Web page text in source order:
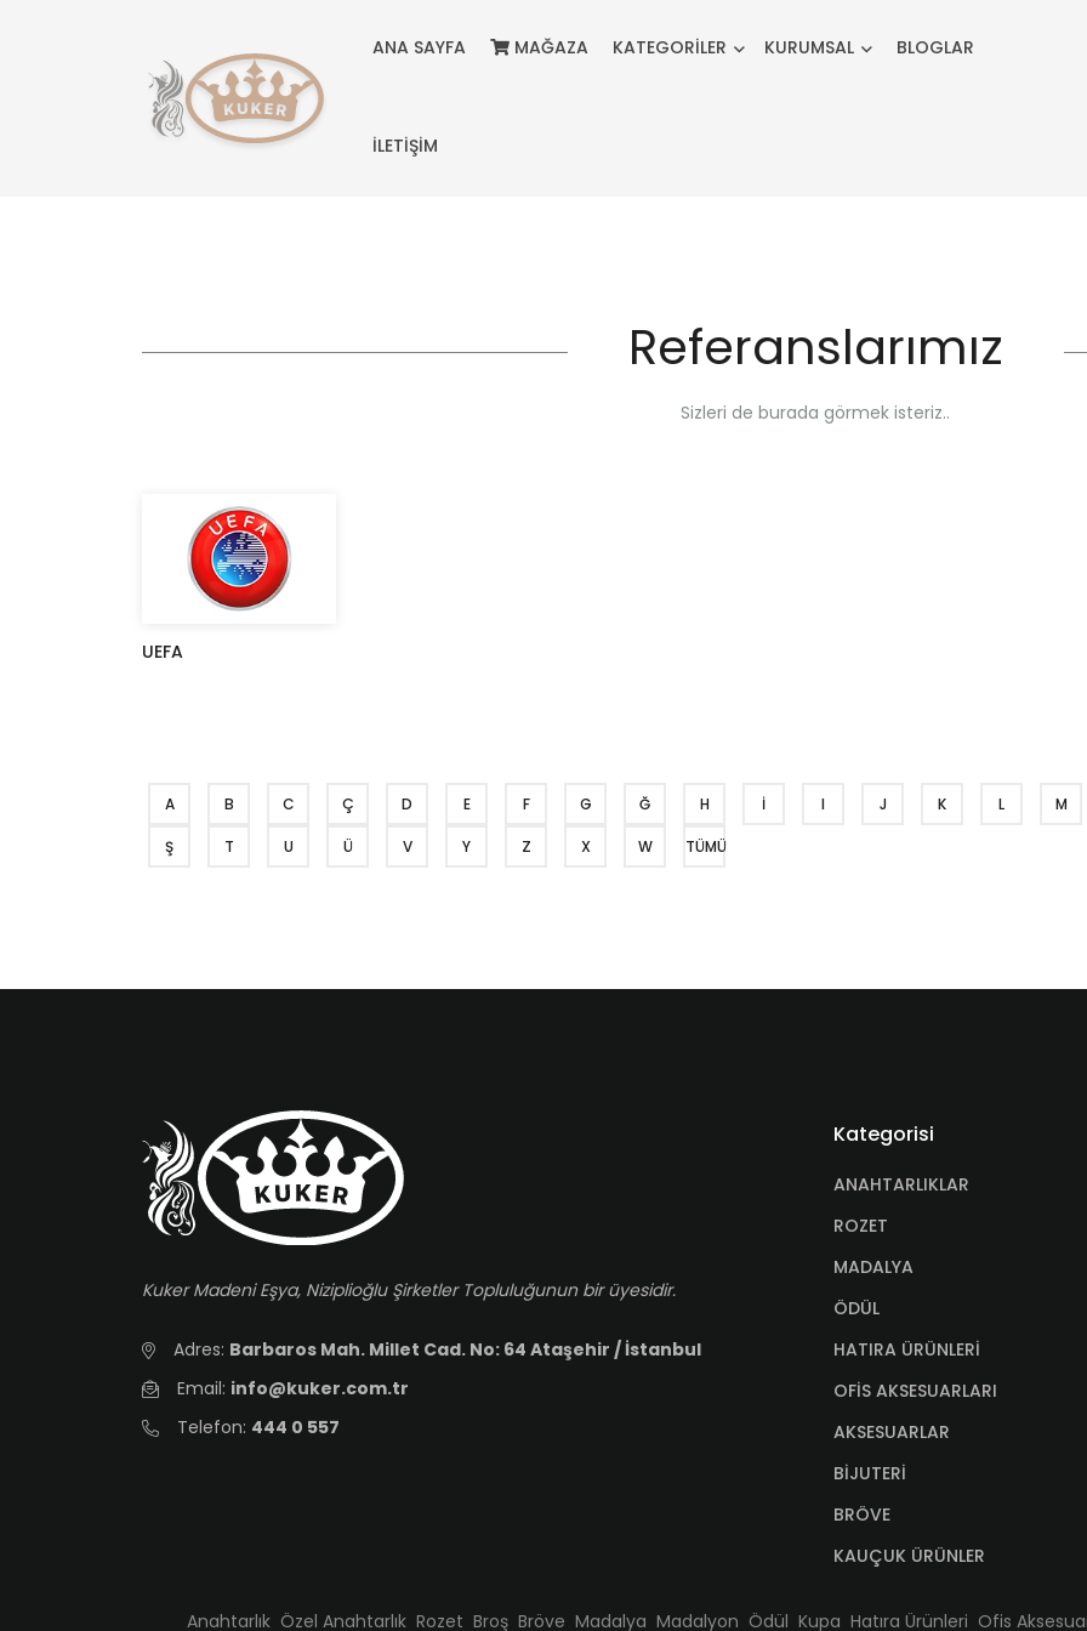
ANA SAYFA MAĞAZA KATEGORİLER KURUMSAL BLOGLAR
İLETİŞİM
Referanslarımız
Sizleri de burada görmek isteriz..
UEFA
A B C Ç D E F G Ğ H İ I J K L M
Ş T U Ü V Y Z X W TÜMÜ
Kuker Madeni Eşya, Niziplioğlu Şirketler Topluluğunun bir üyesidir.
Adres: Barbaros Mah. Millet Cad. No: 64 Ataşehir / İstanbul
Email: info@kuker.com.tr
Telefon: 444 0 557
Kategorisi
ANAHTARLIKLAR
ROZET
MADALYA
ÖDÜL
HATIRA ÜRÜNLERİ
OFİS AKSESUARLARI
AKSESUARLAR
BİJUTERİ
BRÖVE
KAUÇUK ÜRÜNLER
Anahtarlık Özel Anahtarlık Rozet Broş Bröve Madalya Madalyon Ödül Kupa Hatıra Ürünleri Ofis